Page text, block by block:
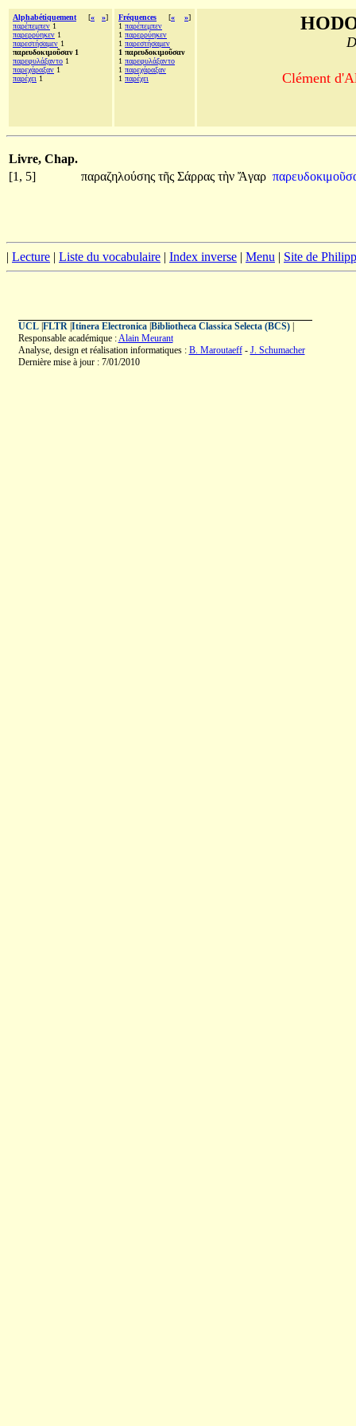
Alphabétiquement [« »]
παρέπεμπεν 1
παρερρύηκεν 1
παρεστήσαμεν 1
παρευδοκιμοῦσαν 1
παρεφυλάξαντο 1
παρεχάραξαν 1
παρέχει 1
Fréquences [« »]
1 παρέπεμπεν
1 παρερρύηκεν
1 παρεστήσαμεν
1 παρευδοκιμοῦσαν
1 παρεφυλάξαντο
1 παρεχάραξαν
1 παρέχει Clément
Livre, Chap.
[1, 5]
παραζηλούσης τῆς Σάρρας τὴν Ἄγαρ
| Lecture | Liste du vocabulaire | Index inverse | Menu | Site de
UCL| FLTR| Itinera Electronica| Bibliotheca Classica Selecta (BCS)|
Responsable académique :Alain Meurant
Analyse, design et réalisation informatiques : B. Maroutaeff- J. Schumacher
Dernière mise à jour : 7/01/2010